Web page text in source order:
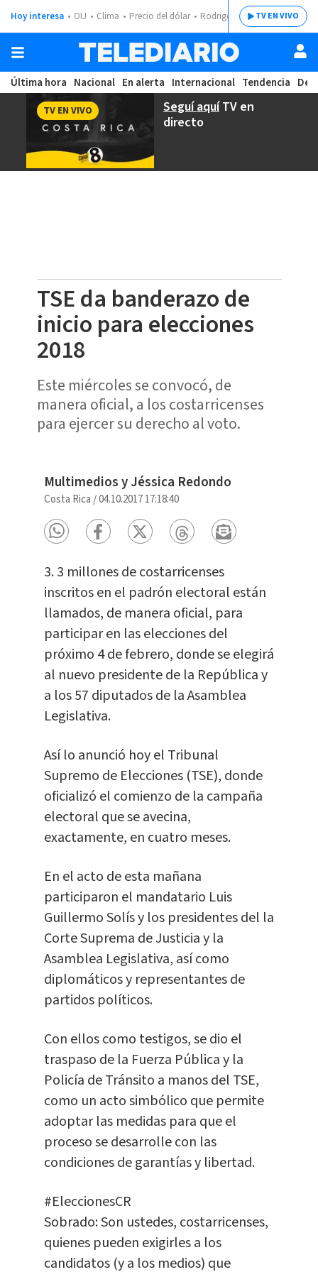
Hoy interesa OIJ Clima Precio del dólar Rodrigo ChavesTV EN VIVO
Última hora Nacional En alerta Internacional Tendencia
Seguí aquíTV en
directo
TV EN VIVO
TSE da banderazo de
inicio para elecciones
2018
Este miércoles se convocó, de
manera oficial, a los costarricenses
para ejercer su derecho al voto.
Multimedios y Jéssica Redondo
Costa Rica /04.10.2017 17:18:40
3. 3 millones de costarricenses
inscritos en el padrón electoral están
llamados, de manera oficial, para
participar en las elecciones del
próximo 4 de febrero, donde se elegirá
al nuevo presidente de la República y
a los 57 diputados de la Asamblea
Legislativa.
Así lo anunció hoy el Tribunal
Supremo de Elecciones (TSE), donde
oficializó el comienzo de la campaña
electoral que se avecina,
exactamente, en cuatro meses.
En el acto de esta mañana
participaron el mandatario Luis
Guillermo Solís y los presidentes del la
Corte Suprema de Justicia y la
Asamblea Legislativa, así como
diplomáticos y representantes de
partidos políticos.
Con ellos como testigos, se dio el
traspaso de la Fuerza Pública y la
Policía de Tránsito a manos del TSE,
como un acto simbólico que permite
adoptar las medidas para que el
proceso se desarrolle con las
condiciones de garantías y libertad.
#EleccionesCR
Sobrado: Son ustedes, costarricenses,
quienes pueden exigirles a los
candidatos (y a los medios) que